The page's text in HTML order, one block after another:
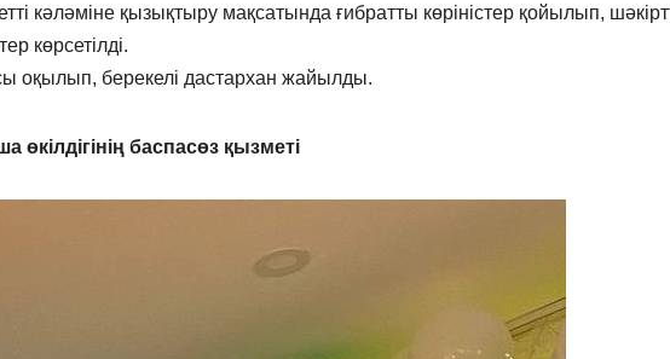
кәләміне қызықтыру мақсатында ғибратты көріністер қойылып,
көрсетілді.
оқылып, берекелі дастархан жайылды.
баспасөз қызметі